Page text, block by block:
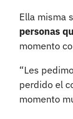
Ella misma
personas
momento
“Les
perdido el
momento